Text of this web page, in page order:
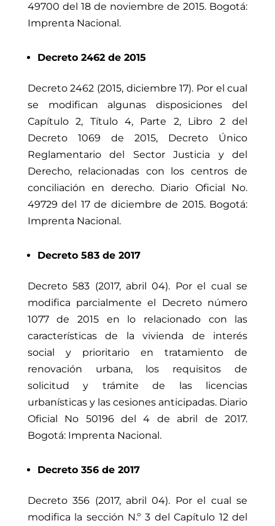
49700 del 18 de noviembre de 2015. Bogotá:
Imprenta Nacional.
Decreto 2462 de 2015
Decreto 2462 (2015, diciembre 17). Por el cual
se modifican algunas disposiciones del
Capítulo 2, Título 4, Parte 2, Libro 2 del
Decreto 1069 de 2015, Decreto Único
Reglamentario del Sector Justicia y del
Derecho, relacionadas con los centros de
conciliación en derecho. Diario Oficial No.
49729 del 17 de diciembre de 2015. Bogotá:
Imprenta Nacional.
Decreto 583 de 2017
Decreto 583 (2017, abril 04). Por el cual se
modifica parcialmente el Decreto número
1077 de 2015 en lo relacionado con las
características de la vivienda de interés
social y prioritario en tratamiento de
renovación urbana, los requisitos de
solicitud y trámite de las licencias
urbanísticas y las cesiones anticipadas. Diario
Oficial No 50196 del 4 de abril de 2017.
Bogotá: Imprenta Nacional.
Decreto 356 de 2017
Decreto 356 (2017, abril 04). Por el cual se
modifica la sección N.º 3 del Capítulo 12 del